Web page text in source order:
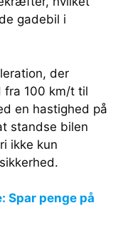
gadebil i
der
fra 100 km/t til
en hastighed på
standse bilen
ikke kun
Spar penge på